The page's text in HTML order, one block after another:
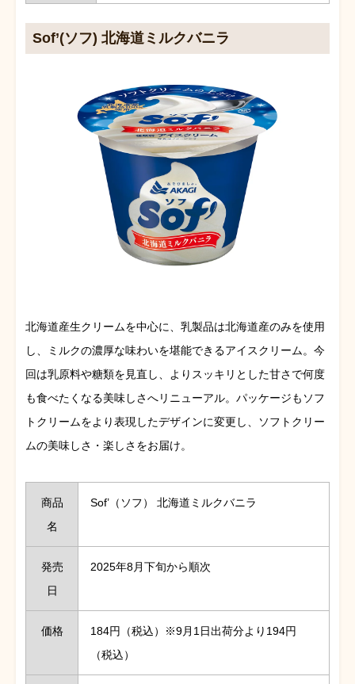
Sof’(ソフ)北海道ミルクバニラ
北海道産生クリームを中心に、乳製品は北海道産のみを使用
し、ミルクの濃厚な味わいを堪能できるアイスクリーム。今
回は乳原料や糖類を見直し、よりスッキリとした甘さで何度
も食べたくなる美味しさへリニューアル。パッケージもソフ
トクリームをより表現したデザインに変更し、ソフトクリー
ムの美味しさ・楽しさをお届け。
商品
名
Sof’（ソフ） 北海道ミルクバニラ
発売
日
2025年8月下旬から順次
価格
184円（税込）※9月1日出荷分より194円
（税込）